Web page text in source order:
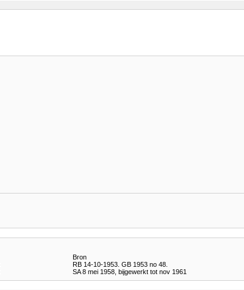
Bron
RB 14-10-1953. GB 1953 no 48.
SA 8 mei 1958, bijgewerkt tot nov 1961